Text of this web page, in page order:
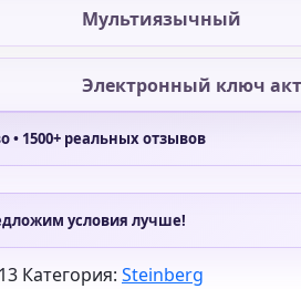
Мультиязычный
Электронный ключ
• 1500+ реальных отзывов
условия лучше!
Категория: Steinberg